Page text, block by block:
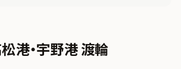
松港・宇野港 渡輪